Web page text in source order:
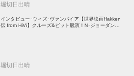
堀切日出晴
インタビュー･ウィズ･ヴァンパイア【世界映画Hakken
伝 from HiVi】クルーズ&ピット競演！N･ジョーダン監
堀切日出晴